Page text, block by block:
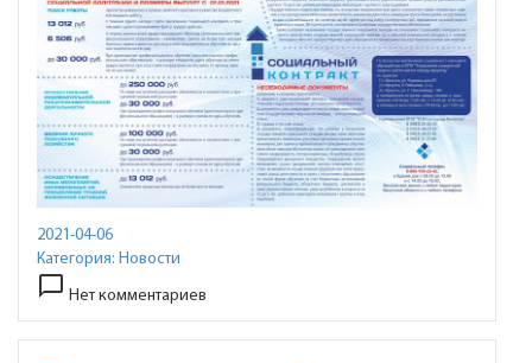
2021-04-06
Категория: Новости
chat_bubble_outline Нет комментариев